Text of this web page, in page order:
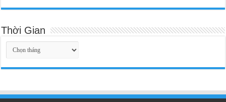
Thời Gian
Thời
Gian